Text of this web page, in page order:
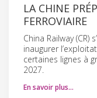
LA CHINE
FERROVIAIRE
China Railway
inaugurer
certaines lignes à
2027.
En savoir plus…